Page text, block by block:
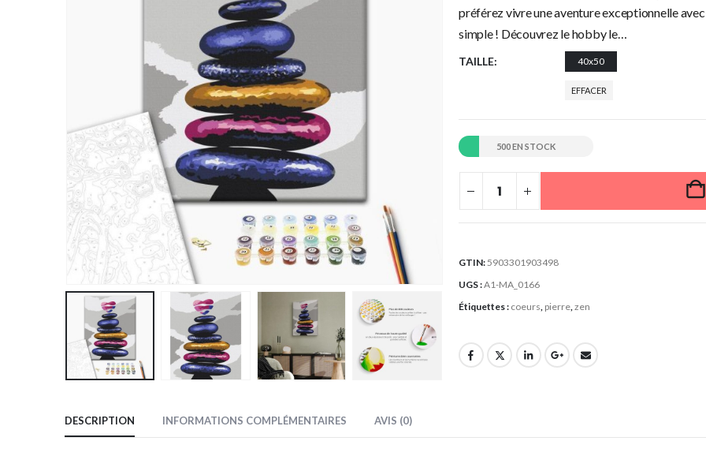
préférez vivre une aventure exceptionnelle
simple ! Découvrez le hobby le…
TAILLE 40x50
EFFACER
500 EN STOCK
GTIN: 5903301903498
UGS :A1-MA_0166
Étiquettes : coeurs pierre, zen
DESCRIPTION INFORMATIONS COMPLÉMENTAIRES AVIS (0)